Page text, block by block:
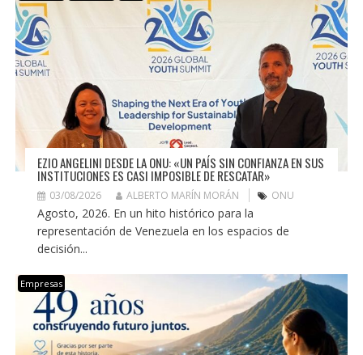
EZIO ANGELINI DESDE LA ONU: «UN PAÍS SIN CONFIANZA EN SUS
INSTITUCIONES ES CASI IMPOSIBLE DE RESCATAR»
03/08/2026 ALBERTO MARÍN MORÁN ONU
Agosto, 2026. En un hito histórico para la
representación de Venezuela en los espacios de
decisión...
Empresas